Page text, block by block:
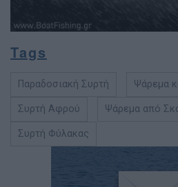
Tags
Παραδοσιακή Συρτή Ψάρεμα
Συρτή Αφρού Ψάρεμα από
Συρτή Φύλακας